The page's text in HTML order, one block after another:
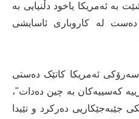
بە ئەمریکا یاخود دڵنیایی بە
لە کاروباری ئاسایشی
ئەمریکا کاتێک دەستی
کەسییەکان بە چین دەدات"،
ئابی 2020 بڕیارێکی جێبەجێکاریی دەرکرد و تێیدا